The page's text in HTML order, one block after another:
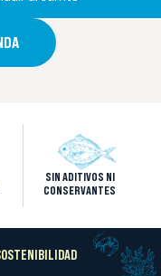
SIN ADITIVOS NI
CONSERVANTES